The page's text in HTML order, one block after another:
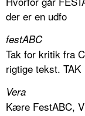
der er en udfo
festABC
Tak for kritik fra
rigtige tekst. TAK
Vera
Kære FestABC,